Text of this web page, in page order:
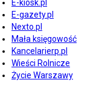
E-kiosk.pl
E-gazety.pl
Nexto.pl
Mała księgowość
Kancelarierp.pl
Wieści Rolnicze
Życie Warszawy